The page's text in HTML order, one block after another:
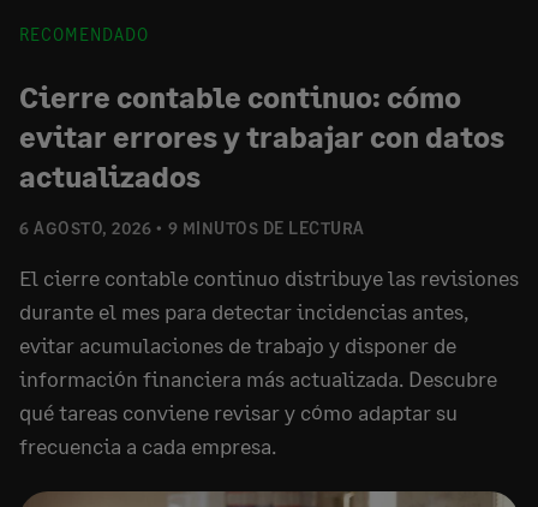
RECOMENDADO
6 AGOSTO, 2026 9 MINUTOS DE LECTURA
Cierre contable continuo: cómo
evitar errores y trabajar con datos
actualizados
El cierre contable continuo distribuye las revisiones
durante el mes para detectar incidencias antes,
evitar acumulaciones de trabajo y disponer de
información financiera más actualizada. Descubre
qué tareas conviene revisar y cómo adaptar su
frecuencia a cada empresa.